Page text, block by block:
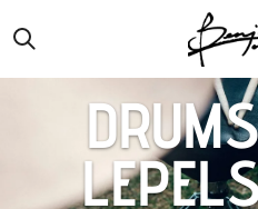
Ga
direct
naar